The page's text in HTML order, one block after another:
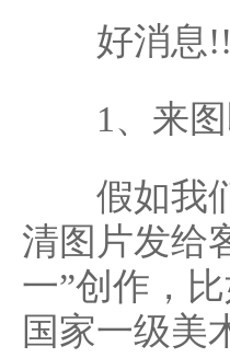
好消息
1、来图
假如我们
清图片发给
一”创作，
国家一级美